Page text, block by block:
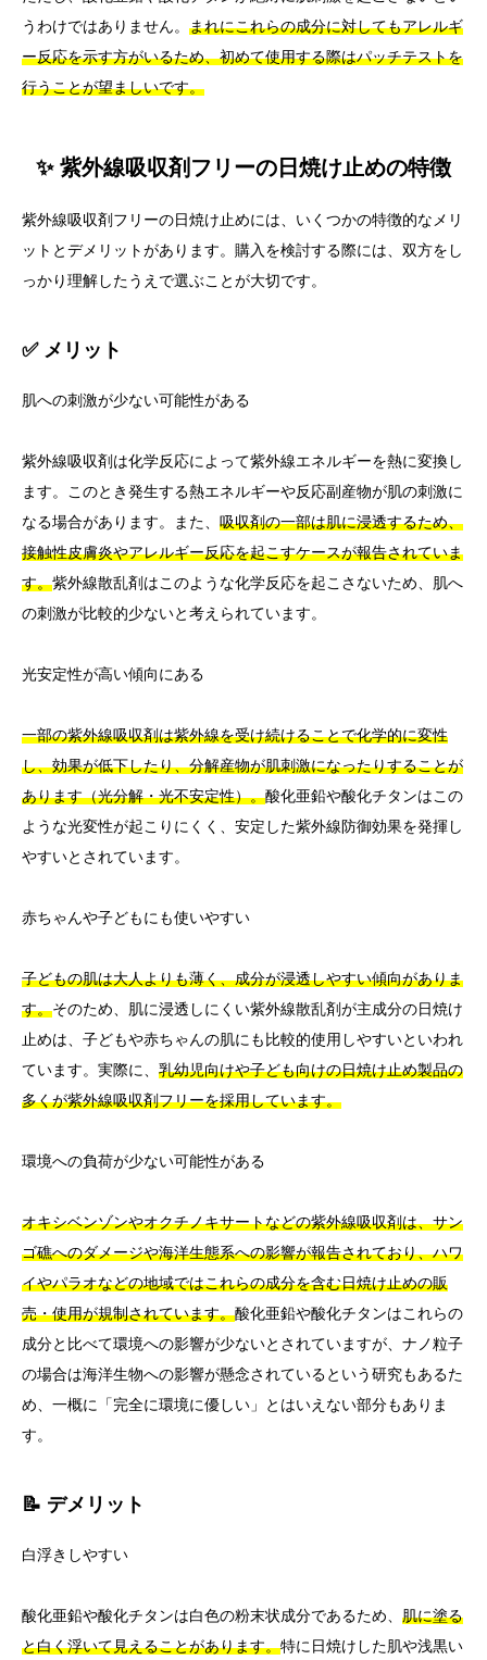
うわけではありません。 まれにこれらの成分に対してもアレルギ
ー反応を示す方がいるため、初めて使用する際はパッチテストを
行うことが望ましいです。
✨ 紫外線吸収剤フリーの日焼け止めの特徴
紫外線吸収剤フリーの日焼け止めには、いくつかの特徴的なメリ
ットとデメリットがあります。購入を検討する際には、双方をし
っかり理解したうえで選ぶことが大切です。
✅ メリット
肌への刺激が少ない可能性がある
紫外線吸収剤は化学反応によって紫外線エネルギーを熱に変換し
ます。このとき発生する熱エネルギーや反応副産物が肌の刺激に
なる場合があります。また、 吸収剤の一部は肌に浸透するため、
接触性皮膚炎やアレルギー反応を起こすケースが報告されていま
す。紫外線散乱剤はこのような化学反応を起こさないため、肌へ
の刺激が比較的少ないと考えられています。
光安定性が高い傾向にある
一部の紫外線吸収剤は紫外線を受け続けることで化学的に変性
し、効果が低下したり、分解産物が肌刺激になったりすることが
あります（光分解・光不安定性）。酸化亜鉛や酸化チタンはこの
ような光変性が起こりにくく、安定した紫外線防御効果を発揮し
やすいとされています。
赤ちゃんや子どもにも使いやすい
子どもの肌は大人よりも薄く、成分が浸透しやすい傾向がありま
す。そのため、肌に浸透しにくい紫外線散乱剤が主成分の日焼け
止めは、子どもや赤ちゃんの肌にも比較的使用しやすいといわれ
ています。実際に、 乳幼児向けや子ども向けの日焼け止め製品の
多くが紫外線吸収剤フリーを採用しています。
環境への負荷が少ない可能性がある
オキシベンゾンやオクチノキサートなどの紫外線吸収剤は、サン
ゴ礁へのダメージや海洋生態系への影響が報告されており、ハワ
イやパラオなどの地域ではこれらの成分を含む日焼け止めの販
売・使用が規制されています。酸化亜鉛や酸化チタンはこれらの
成分と比べて環境への影響が少ないとされていますが、ナノ粒子
の場合は海洋生物への影響が懸念されているという研究もあるた
め、一概に「完全に環境に優しい」とはいえない部分もありま
す。
📝 デメリット
白浮きしやすい
酸化亜鉛や酸化チタンは白色の粉末状成分であるため、 肌に塗る
と白く浮いて見えることがあります。特に日焼けした肌や浅黒い